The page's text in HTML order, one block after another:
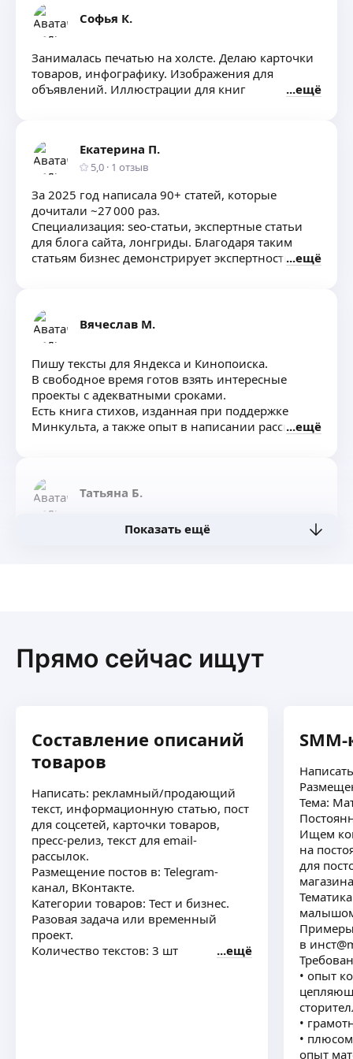
Софья К.
Занималась печатью на холсте. Делаю карточки
товаров, инфографику. Изображения для
объявлений. Иллюстрации для книг
ещё
Екатерина П.
5,0 · 1 отзыв
За 2025 год написала 90+ статей, которые
дочитали ~27 000 раз.
Специализация: seo-статьи, экспертные статьи
для блога сайта, лонгриды. Благодаря таким
статьям бизнес демонстрирует экспертность
продуктов. Пишу человеческим языком, даже
если речь про термостабильные заглушки.
ещё
Вячеслав М.
Пишу тексты для Яндекса и Кинопоиска.
В свободное время готов взять интересные
проекты с адекватными сроками.
Есть книга стихов, изданная при поддержке
Минкульта, а также опыт в написании рассказов
ещё
Татьяна Б.
В сфере написания текстов и составления
Показать ещё
Прямо сейчас ищут
Составление описаний
товаров
Написать: рекламный/продающий
текст, информационную статью, пост
для соцсетей, карточки товаров,
пресс-релиз, текст для email-
рассылок.
Размещение постов в: Telegram-
канал, ВКонтакте.
Категории товаров: Тест и бизнес.
Разовая задача или временный
проект.
Количество текстов: 3 шт
ещё
Тема:
Ищем
на
для
Примеры
в
• опыт
•
•
опыт